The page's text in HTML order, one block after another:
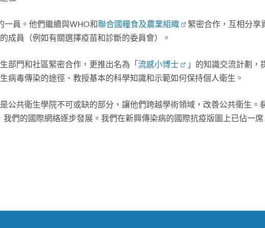
一員。他們繼續與WHO和聯合國糧食及農業組織
緊密合作，互相分享
成員（例如有關選擇疫苗和診斷的委員會）。
部門和社區緊密合作，更推出名為「 流感小博士
」的知識交流計劃，
病毒傳染的途徑、教授基本的科學知識和示範如何保持個人衛生。
公共衛生學院不可或缺的部分，讓他們跨越學術領域，改善公共衛生。
我們的國際網絡逐步發展。我們在新興傳染病的國際抗疫版圖上已佔一席